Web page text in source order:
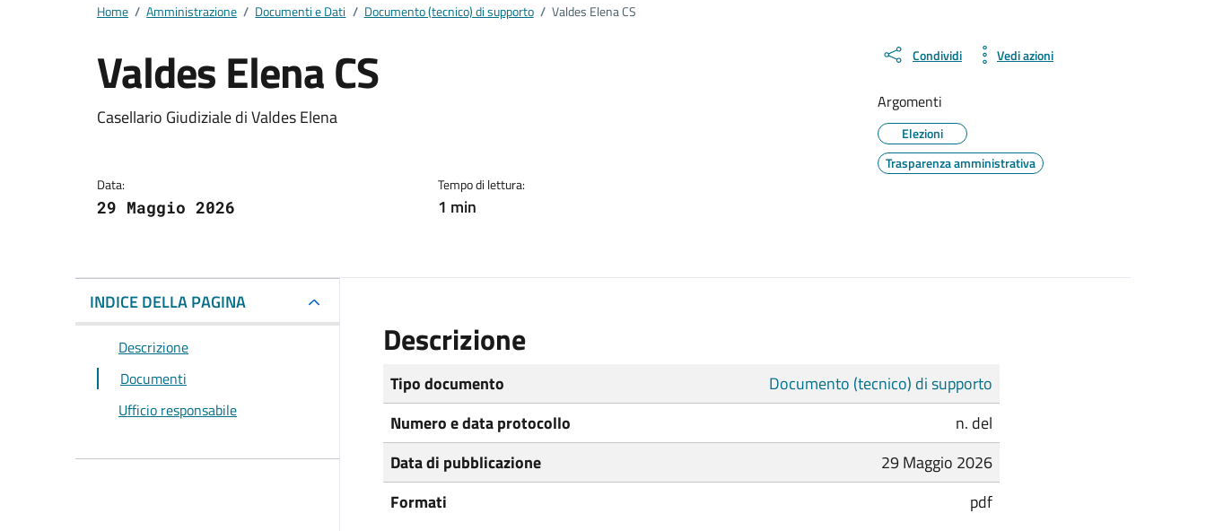
Home / Amministrazione / Documenti e Dati / Documento (tecnico) di supporto / Valdes Elena CS
Valdes Elena CS
Dettagli del documento
Casellario Giudiziale di Valdes Elena
Data:
29 Maggio 2026
Tempo di lettura:
1 min
Condividi Vedi azioni
Argomenti
Elezioni
Trasparenza amministrativa
INDICE DELLA PAGINA
Descrizione
Documenti
Ufficio responsabile
Descrizione
Tipo documento
Documento (tecnico) di supporto
Numero e data protocollo
n. del
Data di pubblicazione
29 Maggio 2026
Formati
pdf